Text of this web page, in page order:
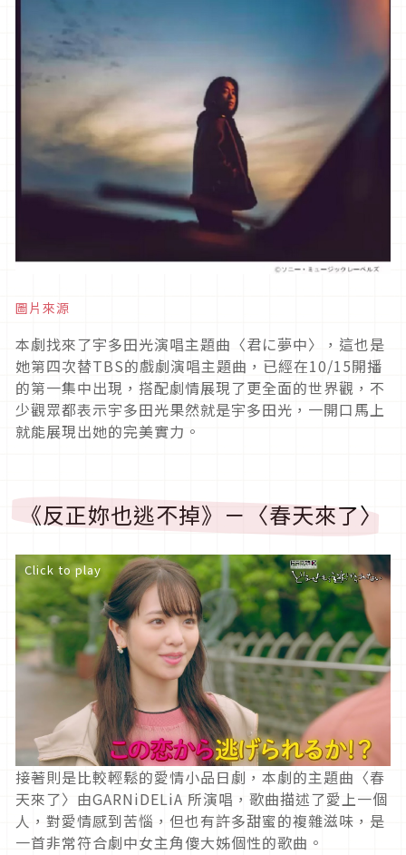
圖片來源
本劇找來了宇多田光演唱主題曲〈君に夢中〉，這也是
她第四次替TBS的戲劇演唱主題曲，已經在10/15開播
的第一集中出現，搭配劇情展現了更全面的世界觀，不
少觀眾都表示宇多田光果然就是宇多田光，一開口馬上
就能展現出她的完美實力。
《反正妳也逃不掉》－〈春天來了〉
Click to play
接著則是比較輕鬆的愛情小品日劇，本劇的主題曲〈春
天來了〉由GARNiDELiA 所演唱，歌曲描述了愛上一個
人，對愛情感到苦惱，但也有許多甜蜜的複雜滋味，是
一首非常符合劇中女主角傻大姊個性的歌曲。